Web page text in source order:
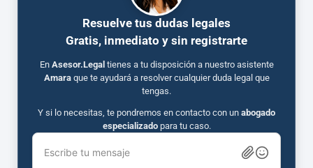
Resuelve tus dudas legales
Gratis, inmediato y sin registrarte
En Asesor.Legal tienes a tu disposición a nuestro asistente
Amaraque te ayudará a resolver cualquier duda legal que
tengas.
Y si lo necesitas, te pondremos en contacto con un abogado
especializadopara tu caso.
Escribe tu mensaje